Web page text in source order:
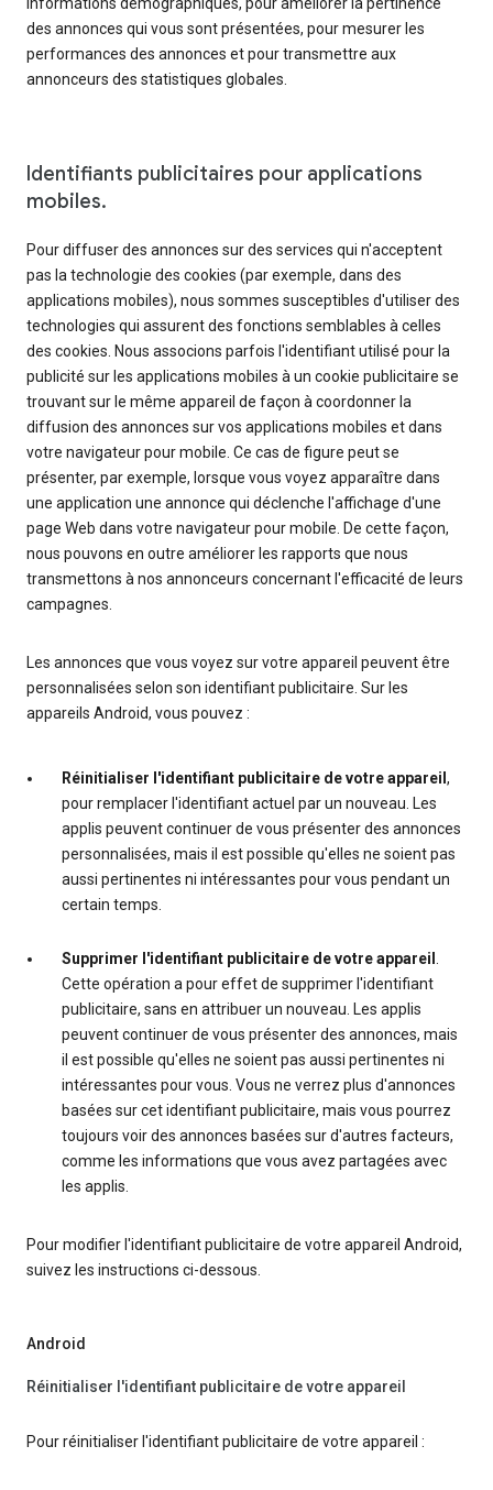
des annonces qui vous sont présentées, pour mesurer les
performances des annonces et pour transmettre aux
annonceurs des statistiques globales.
Identifiants publicitaires pour applications
mobiles.
Pour diffuser des annonces sur des services qui n'acceptent
pas la technologie des cookies (par exemple, dans des
applications mobiles), nous sommes susceptibles d'utiliser des
technologies qui assurent des fonctions semblables à celles
des cookies. Nous associons parfois l'identifiant utilisé pour la
publicité sur les applications mobiles à un cookie publicitaire se
trouvant sur le même appareil de façon à coordonner la
diffusion des annonces sur vos applications mobiles et dans
votre navigateur pour mobile. Ce cas de figure peut se
présenter, par exemple, lorsque vous voyez apparaître dans
une application une annonce qui déclenche l'affichage d'une
page Web dans votre navigateur pour mobile. De cette façon,
nous pouvons en outre améliorer les rapports que nous
transmettons à nos annonceurs concernant l'efficacité de leurs
campagnes.
Les annonces que vous voyez sur votre appareil peuvent être
personnalisées selon son identifiant publicitaire. Sur les
appareils Android, vous pouvez :
Réinitialiser l'identifiant publicitaire de votre appareil ,
pour remplacer l'identifiant actuel par un nouveau. Les
applis peuvent continuer de vous présenter des annonces
personnalisées, mais il est possible qu'elles ne soient pas
aussi pertinentes ni intéressantes pour vous pendant un
certain temps.
Supprimer l'identifiant publicitaire de votre appareil
Cette opération a pour effet de supprimer l'identifiant
publicitaire, sans en attribuer un nouveau. Les applis
peuvent continuer de vous présenter des annonces, mais
il est possible qu'elles ne soient pas aussi pertinentes ni
intéressantes pour vous. Vous ne verrez plus d'annonces
basées sur cet identifiant publicitaire, mais vous pourrez
toujours voir des annonces basées sur d'autres facteurs,
comme les informations que vous avez partagées avec
les applis.
Pour modifier l'identifiant publicitaire de votre appareil Android,
suivez les instructions ci-dessous.
Android
Réinitialiser l'identifiant publicitaire de votre appareil
Pour réinitialiser l'identifiant publicitaire de votre appareil :